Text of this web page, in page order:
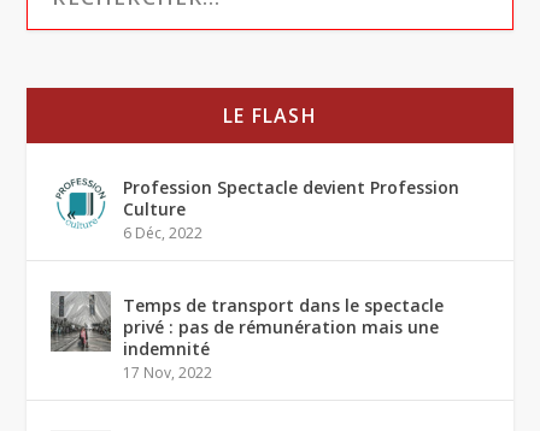
LE FLASH
Profession Spectacle devient Profession
Culture
6 Déc, 2022
Temps de transport dans le spectacle
privé : pas de rémunération mais une
indemnité
17 Nov, 2022